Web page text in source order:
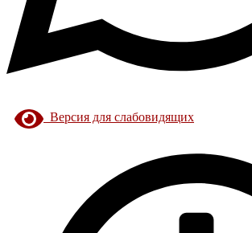
Версия для слабовидящих